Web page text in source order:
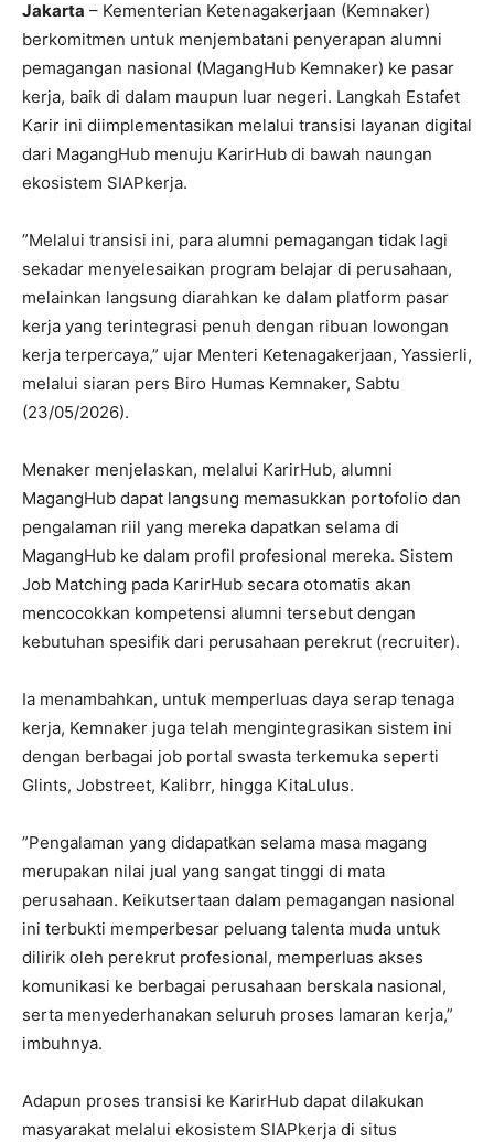
Jakarta – Kementerian Ketenagakerjaan (Kemnaker)
berkomitmen untuk menjembatani penyerapan alumni
pemagangan nasional (MagangHub Kemnaker) ke pasar
kerja, baik di dalam maupun luar negeri. Langkah Estafet
Karir ini diimplementasikan melalui transisi layanan digital
dari MagangHub menuju KarirHub di bawah naungan
ekosistem SIAPkerja.
​”Melalui transisi ini, para alumni pemagangan tidak lagi
sekadar menyelesaikan program belajar di perusahaan,
melainkan langsung diarahkan ke dalam platform pasar
kerja yang terintegrasi penuh dengan ribuan lowongan
kerja terpercaya,” ujar Menteri Ketenagakerjaan, Yassierli,
melalui siaran pers Biro Humas Kemnaker, Sabtu
(23/05/2026).
​Menaker menjelaskan, melalui KarirHub, alumni
MagangHub dapat langsung memasukkan portofolio dan
pengalaman riil yang mereka dapatkan selama di
MagangHub ke dalam profil profesional mereka. Sistem
Job Matching pada KarirHub secara otomatis akan
mencocokkan kompetensi alumni tersebut dengan
kebutuhan spesifik dari perusahaan perekrut (recruiter).
​Ia menambahkan, untuk memperluas daya serap tenaga
kerja, Kemnaker juga telah mengintegrasikan sistem ini
dengan berbagai job portal swasta terkemuka seperti
Glints, Jobstreet, Kalibrr, hingga KitaLulus.
​”Pengalaman yang didapatkan selama masa magang
merupakan nilai jual yang sangat tinggi di mata
perusahaan. Keikutsertaan dalam pemagangan nasional
ini terbukti memperbesar peluang talenta muda untuk
dilirik oleh perekrut profesional, memperluas akses
komunikasi ke berbagai perusahaan berskala nasional,
serta menyederhanakan seluruh proses lamaran kerja,”
imbuhnya.
​Adapun proses transisi ke KarirHub dapat dilakukan
masyarakat melalui ekosistem SIAPkerja di situs